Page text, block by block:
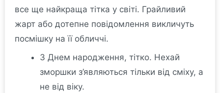
все ще найкраща тітка у світі. Грайливий
жарт або дотепне повідомлення викличуть
посмішку на її обличчі.
З Днем народження, тітко. Нехай
зморшки з’являються тільки від сміху, а
не від віку.